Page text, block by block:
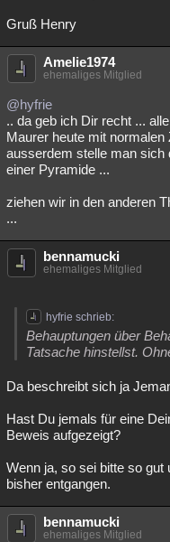
Gruß Henry
Amelie1974
ehemaliges Mitglied
@hyfrie
.. da geb ich Dir recht ...
Maurer heute mit
ausserdem stelle man sich
einer Pyramide ...
ziehen wir in den anderen
...
bennamucki
ehemaliges Mitglied
hyfrie schrieb:
Behauptungen über
Tatsache hinstellst.
Da beschreibt sich ja
Hast Du jemals für eine
Beweis aufgezeigt?
Wenn ja, so sei bitte so
bisher entgangen.
bennamucki
ehemaliges Mitglied